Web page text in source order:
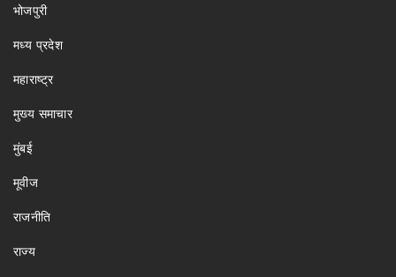
भोजपुरी
मध्य प्रदेश
महाराष्ट्र
मुख्य समाचार
मुंबई
मूवीज
राजनीति
राज्य